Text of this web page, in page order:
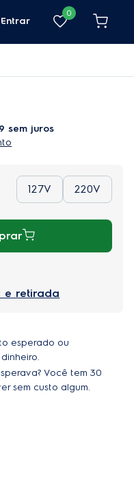
Entrar
0
sem juros
127V 220V
e retirada
esperado ou
Você tem 30
sem custo algum.